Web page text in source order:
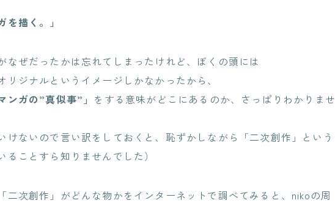
を描く。」
なぜだったかは忘れてしまったけれど、ぼくの頭には
リジナルというイメージしかなかったから、
ンガの”真似事”」 をする意味がどこにあるのか、さっぱりわかりませ
けないので言い訳をしておくと、恥ずかしながら「二次創作」という
ることすら知りませんでした）
二次創作」がどんな物かをインターネットで調べてみると、nikoの周